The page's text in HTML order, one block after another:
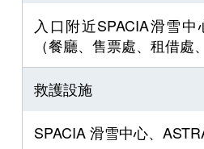
入口附近SPACIA滑雪
（餐廳、售票處、租借處
救護設施
SPACIA 滑雪中心、